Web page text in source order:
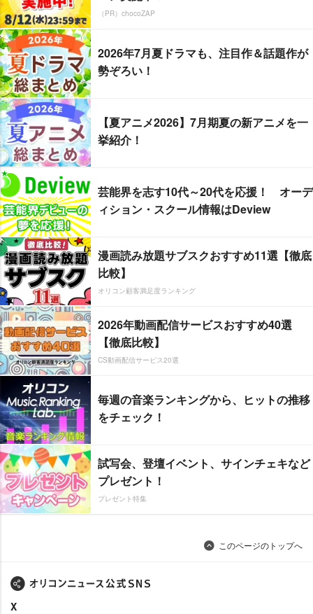
（PR）chocoZAP
2026年7月夏ドラマも、注目作＆話題作が
勢ぞろい！
【夏アニメ2026】7月期夏の新アニメを一
挙紹介！
芸能界を志す10代～20代を応援！ オーデ
ィション・スクール情報はDeview
漫画読み放題サブスクおすすめ11選【徹底
比較】
オリコン顧客満足度ランキング
2026年動画配信サービスおすすめ40選
【徹底比較】
CS動画配信サービス20選
毎週の音楽ランキングから、ヒットの推移
をチェック！
試写会、登壇イベント、サインチェキなど
プレゼント！
プレゼント特集
このページのトップへ
X